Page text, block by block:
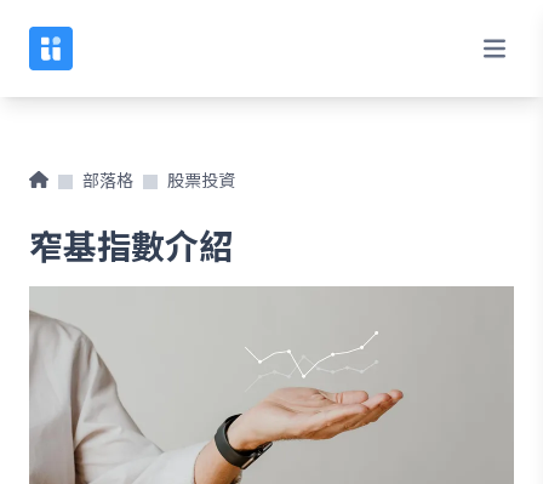
部落格 股票投資
窄基指數介紹